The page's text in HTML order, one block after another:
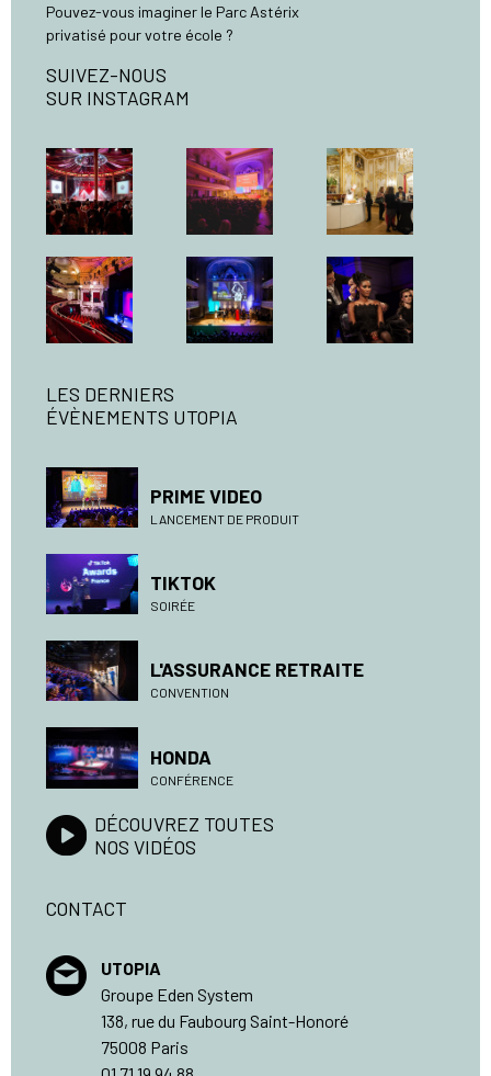
Pouvez-vous imaginer le Parc Astérix
privatisé pour votre école ?
SUIVEZ-NOUS
SUR INSTAGRAM
LES DERNIERS
ÉVÈNEMENTS UTOPIA
PRIME VIDEO
LANCEMENT DE PRODUIT
TIKTOK
SOIRÉE
L'ASSURANCE RETRAITE
CONVENTION
HONDA
CONFÉRENCE
DÉCOUVREZ TOUTES
NOS VIDÉOS
CONTACT
UTOPIA
Groupe Eden System
138, rue du Faubourg Saint-Honoré
75008 Paris